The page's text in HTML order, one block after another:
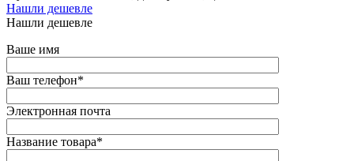
Нашли дешевле
Нашли дешевле
Ваше имя
Ваш телефон*
Электронная почта
Название товара*